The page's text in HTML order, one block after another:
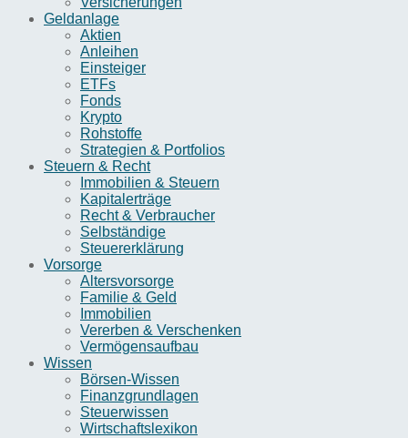
Geldanlage
Aktien
Anleihen
Einsteiger
ETFs
Fonds
Krypto
Rohstoffe
Strategien & Portfolios
Steuern & Recht
Immobilien & Steuern
Kapitalerträge
Recht & Verbraucher
Selbständige
Steuererklärung
Vorsorge
Altersvorsorge
Familie & Geld
Immobilien
Vererben & Verschenken
Vermögensaufbau
Wissen
Börsen-Wissen
Finanzgrundlagen
Steuerwissen
Wirtschaftslexikon